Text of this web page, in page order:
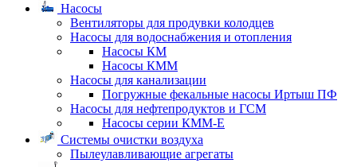
Насосы
Вентиляторы для продувки колодцев
Насосы для водоснабжения и отопления
Насосы КМ
Насосы КММ
Насосы для канализации
Погружные фекальные насосы Иртыш ПФ
Насосы для нефтепродуктов и ГСМ
Насосы серии КММ-Е
Системы очистки воздуха
Пылеулавливающие агрегаты